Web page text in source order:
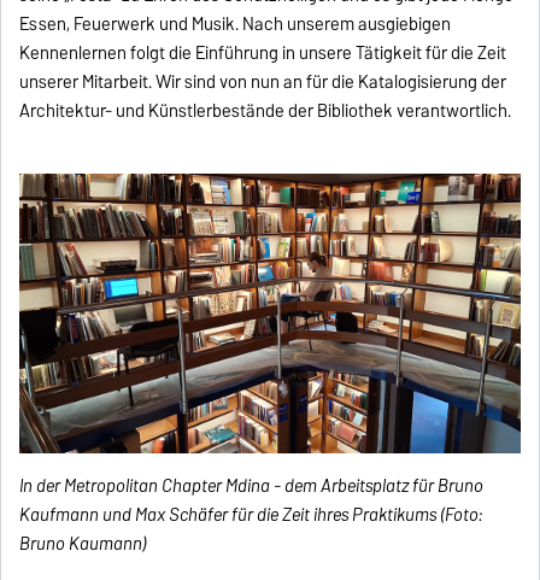
Essen, Feuerwerk und Musik. Nach unserem ausgiebigen
Kennenlernen folgt die Einführung in unsere Tätigkeit für die Zeit
unserer Mitarbeit. Wir sind von nun an für die Katalogisierung der
Architektur- und Künstlerbestände der Bibliothek verantwortlich.
In der Metropolitan Chapter Mdina - dem Arbeitsplatz für Bruno
Kaufmann und Max Schäfer für die Zeit ihres Praktikums (Foto:
Bruno Kaumann)